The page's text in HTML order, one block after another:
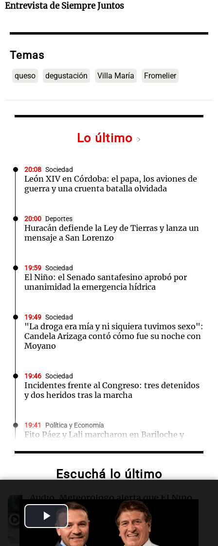
Play
Video
Entrevista de Siempre Juntos
Temas
queso degustación Villa María Fromelier
Lo último
20:08 Sociedad
León XIV en Córdoba: el papa, los aviones de
guerra y una cruenta batalla olvidada
20:00 Deportes
Huracán defiende la Ley de Tierras y lanza un
mensaje a San Lorenzo
19:59 Sociedad
El Niño: el Senado santafesino aprobó por
unanimidad la emergencia hídrica
19:49 Sociedad
"La droga era mía y ni siquiera tuvimos sexo":
Candela Arizaga contó cómo fue su noche con
Moyano
19:46 Sociedad
Incidentes frente al Congreso: tres detenidos
y dos heridos tras la marcha
19:41 Política y Economía
Fito Páez y Lali marcharon en Bariloche y
tierras
Aumentan los casos de náuseas entre
consumidores crónicos de marihuana en EE.
Mundo
Escuchá lo último
Audio.Meteorólogo alerta que El Niño
traerá más lluvias y eventos extremos
durante la primavera
Informados al regreso
Episodios